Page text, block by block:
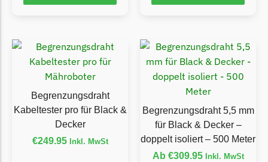
McCulloch Messer
Begrenzungsdraht
Medion Messer
Begrenzungsdraht
Mountfield
Begrenzungsdraht
Kabeltester pro für Black &
Decker
€249.95 Inkl. MwSt
Begrenzungsdraht 5,5 mm
für Black & Decker –
doppelt isoliert – 500 Meter
Ab €309.95 Inkl. MwSt